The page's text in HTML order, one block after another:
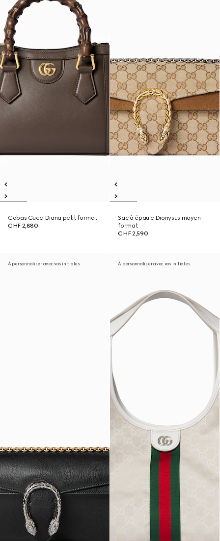
Cabas Gucci Diana petit format
CHF 2,880
Sac à épaule Dionysus moyen
format
CHF 2,590
À personnaliser avec vos initiales À personnaliser avec vos initiales